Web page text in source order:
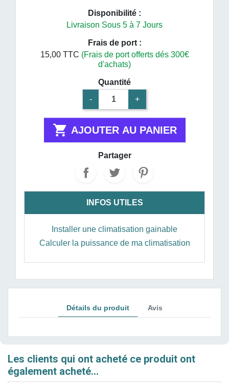
Disponibilité :
Livraison Sous 5 à 7 Jours
Frais de port :
15,00 TTC (Frais de port offerts dés 300€
d'achats)
Quantité
-
+
 AJOUTER AU PANIER
Partager
INFOS UTILES
Installer une climatisation gainable
Calculer la puissance de ma climatisation
Détails du produit Avis
Les clients qui ont acheté ce produit ont
également acheté...